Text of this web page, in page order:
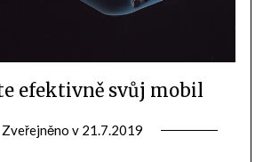
efektivně svůj mobil
Zveřejněno v 21.7.2019